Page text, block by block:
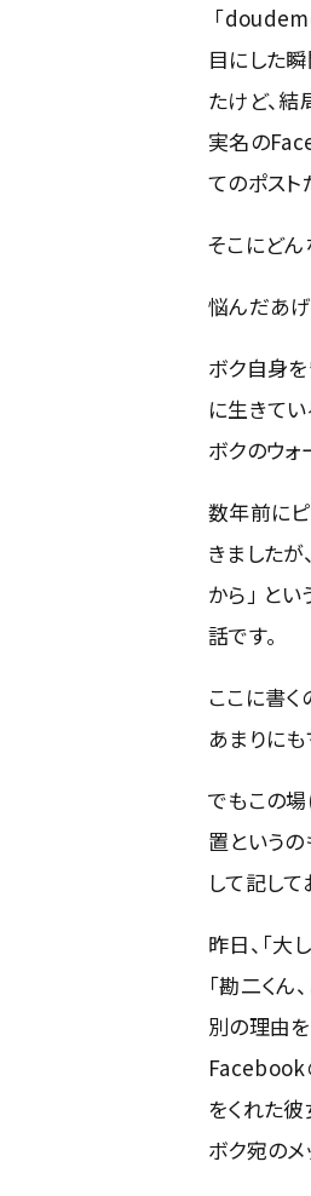
「
目にした
たけど、結
実名の
てのポスト
そこにどん
悩んだあ
ボク自身
に生きて
ボクのウ
数年前に
きました
から」 と
話です。
ここに書く
あまりに
でもこの
置という
して記して
昨日、「大
「勘二くん
別の理由を
Facebook
をくれた彼
ボク宛の